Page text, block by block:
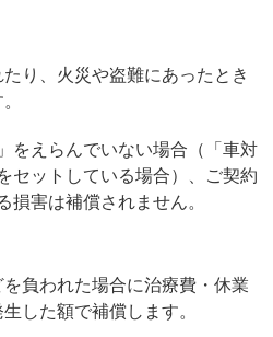
り、火災や盗難にあったとき
をえらんでいない場合（「車対
セットしている場合）、ご契約
損害は補償されません。
負われた場合に治療費・休業
した額で補償します。